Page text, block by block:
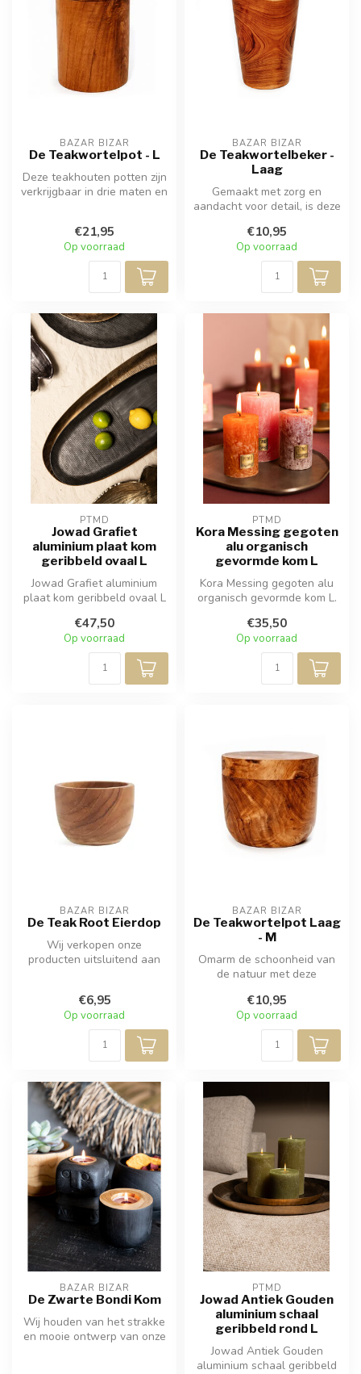
BAZAR BIZAR
De Teakwortelpot - L
Deze teakhouten potten zijn
verkrijgbaar in drie maten en
€21,95
Op voorraad
BAZAR BIZAR
De Teakwortelbeker -
Laag
Gemaakt met zorg en
aandacht voor detail, is deze
combinatie ...
€10,95
Op voorraad
PTMD
Jowad Grafiet
aluminium plaat kom
geribbeld ovaal L
Jowad Grafiet aluminium
plaat kom geribbeld ovaal L
€47,50
Op voorraad
PTMD
Kora Messing gegoten
alu organisch
gevormde kom L
Kora Messing gegoten alu
organisch gevormde kom L.
€35,50
Op voorraad
BAZAR BIZAR
De Teak Root Eierdop
Wij verkopen onze
producten uitsluitend aan
€6,95
Op voorraad
BAZAR BIZAR
De Teakwortelpot Laag
- M
Omarm de schoonheid van
de natuur met deze
tafelsett...
€10,95
Op voorraad
BAZAR BIZAR
De Zwarte Bondi Kom
Wij houden van het strakke
en mooie ontwerp van onze
PTMD
Jowad Antiek Gouden
aluminium schaal
geribbeld rond L
Jowad Antiek Gouden
aluminium schaal geribbeld